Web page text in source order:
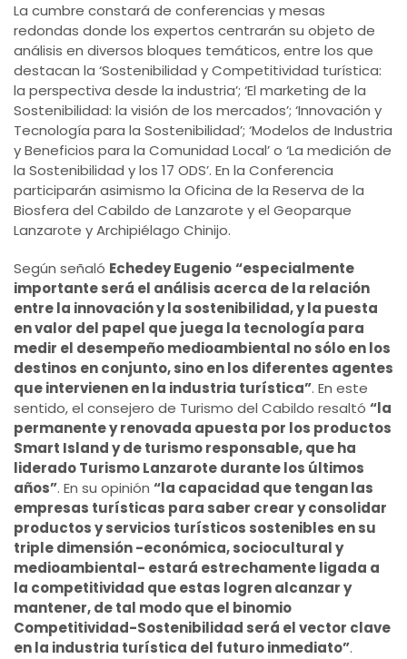
La cumbre constará de conferencias y mesas
redondas donde los expertos centrarán su objeto de
análisis en diversos bloques temáticos, entre los que
destacan la ‘Sostenibilidad y Competitividad turística:
la perspectiva desde la industria’; ‘El marketing de la
Sostenibilidad: la visión de los mercados’; ‘Innovación y
Tecnología para la Sostenibilidad’; ‘Modelos de Industria
y Beneficios para la Comunidad Local’ o ‘La medición de
la Sostenibilidad y los 17 ODS’. En la Conferencia
participarán asimismo la Oficina de la Reserva de la
Biosfera del Cabildo de Lanzarote y el Geoparque
Lanzarote y Archipiélago Chinijo.
Según señaló Echedey Eugenio“especialmente
importante será el análisis acerca de la relación
entre la innovación y la sostenibilidad, y la puesta
en valor del papel que juega la tecnología para
medir el desempeño medioambiental no sólo en los
destinos en conjunto, sino en los diferentes agentes
que intervienen en la industria turística”. En este
sentido, el consejero de Turismo del Cabildo resaltó “la
permanente y renovada apuesta por los productos
Smart Island y de turismo responsable, que ha
liderado Turismo Lanzarote durante los últimos
años”. En su opinión “la capacidad que tengan las
empresas turísticas para saber crear y consolidar
productos y servicios turísticos sostenibles en su
triple dimensión -económica, sociocultural y
medioambiental- estará estrechamente ligada a
la competitividad que estas logren alcanzar y
mantener, de tal modo que el binomio
Competitividad-Sostenibilidad será el vector clave
en la industria turística del futuro inmediato”.